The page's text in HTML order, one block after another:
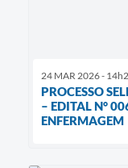
24 MAR 2026 -
PROCESSO
– EDITAL N°
ENFERMAGEM